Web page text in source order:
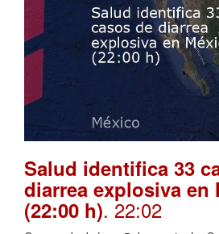
Salud identifica 33
diarrea explosiva en
(22:00 h). 22:02